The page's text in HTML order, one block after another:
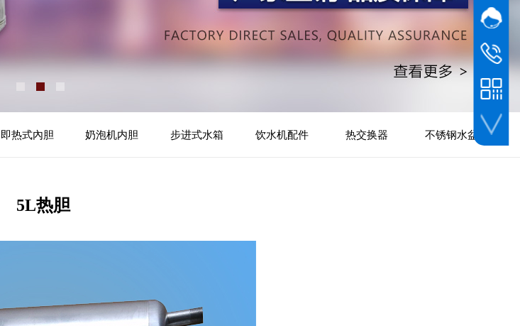
即热式內胆 奶泡机内胆 步进式水箱 饮水机配件 热交换器 不锈钢水盆
5L热胆
网站客
杜先生
座机